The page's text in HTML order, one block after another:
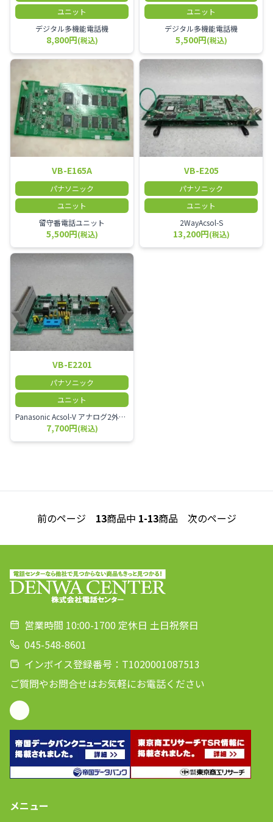
ユニット
デジタル多機能電話機
8,800円(税込)
ユニット
デジタル多機能電話機
5,500円(税込)
VB-E165A
パナソニック
ユニット
留守番電話ユニット
5,500円(税込)
VB-E205
パナソニック
ユニット
2WayAcsol-S
13,200円(税込)
VB-E2201
パナソニック
ユニット
Panasonic Acsol-V アナログ2外線増設ユニット
7,700円(税込)
前のページ 13商品中 1-13商品 次のページ
営業時間 10:00-1700 定休日 土日祝祭日
045-548-8601
インボイス登録番号：T1020001087513
ご質問やお問合せはお気軽にお電話ください
メニュー